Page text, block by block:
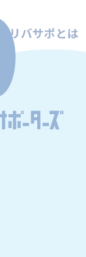
リバサポとは